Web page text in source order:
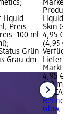
Liquid
Preis:
100 ml
Grün
Grau dm
Marke:
Liquid
Skin
4,95 €;
(4,95 €
Markt
4,95 €
100 ml
NIVEA
Refiner
Glow,